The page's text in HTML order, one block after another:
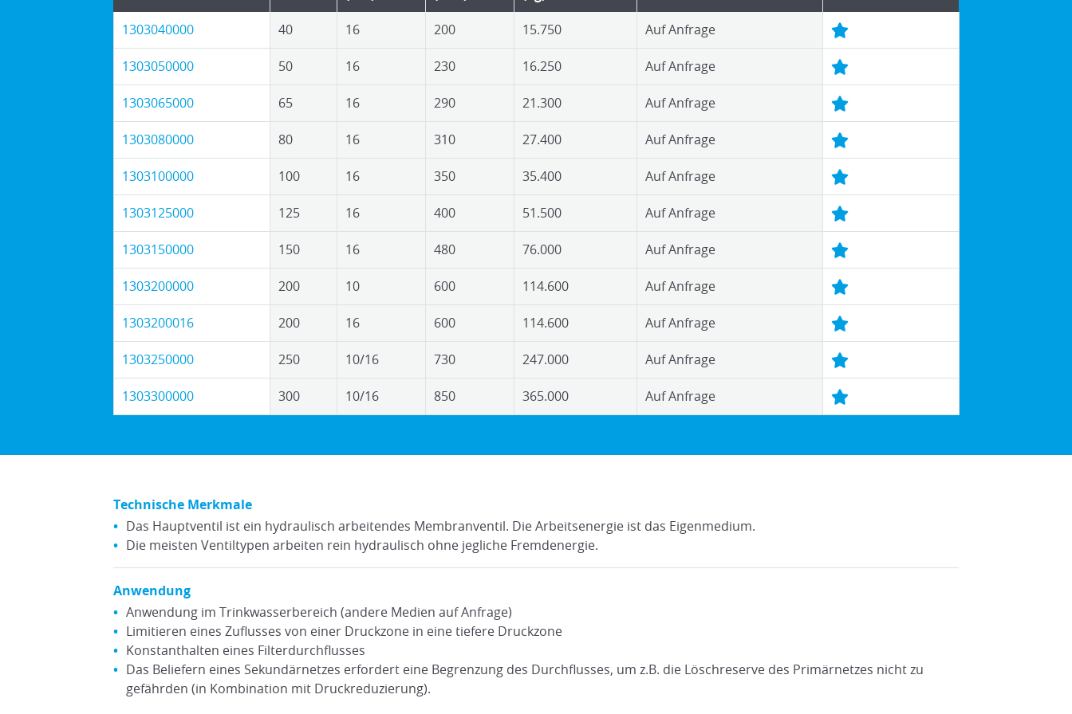
1303040000 40 16 200 15.750 Auf Anfrage
1303050000 50 16 230 16.250 Auf Anfrage
1303065000 65 16 290 21.300 Auf Anfrage
1303080000 80 16 310 27.400 Auf Anfrage
1303100000 100 16 350 35.400 Auf Anfrage
1303125000 125 16 400 51.500 Auf Anfrage
1303150000 150 16 480 76.000 Auf Anfrage
1303200000 200 10 600 114.600 Auf Anfrage
1303200016 200 16 600 114.600 Auf Anfrage
1303250000 250 10/16 730 247.000 Auf Anfrage
1303300000 300 10/16 850 365.000 Auf Anfrage
Technische Merkmale
Das Hauptventil ist ein hydraulisch arbeitendes Membranventil. Die Arbeitsenergie ist das Eigenmedium.
Die meisten Ventiltypen arbeiten rein hydraulisch ohne jegliche Fremdenergie.
Anwendung
Anwendung im Trinkwasserbereich (andere Medien auf Anfrage)
Limitieren eines Zuflusses von einer Druckzone in eine tiefere Druckzone
Konstanthalten eines Filterdurchflusses
Das Beliefern eines Sekundärnetzes erfordert eine Begrenzung des Durchflusses, um z.B. die Löschreserve des Primärnetzes nicht zu
gefährden (in Kombination mit Druckreduzierung).